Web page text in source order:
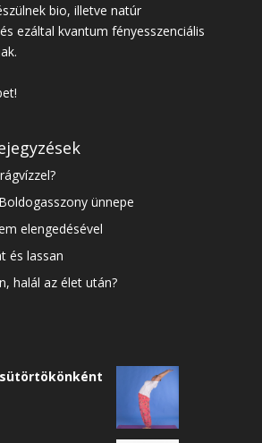
bio, illetve natúr
ezáltal kvantum fényesszenciális
ünnepe
elengedésével
és lassan
halál az élet után?